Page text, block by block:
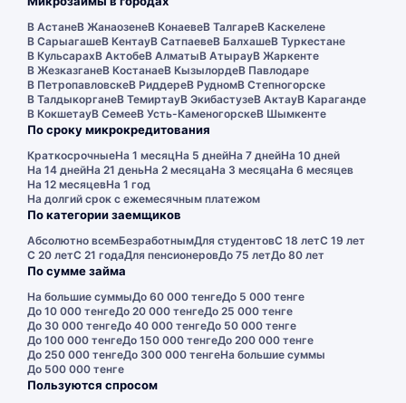
В АстанеВ ЖанаозенеВ КонаевеВ ТалгареВ Каскелене
В СарыагашеВ КентауВ СатпаевеВ БалхашеВ Туркестане
В КульсарахВ АктобеВ АлматыВ АтырауВ Жаркенте
В ЖезказганеВ КостанаеВ КызылордеВ Павлодаре
В ПетропавловскеВ РиддереВ РудномВ Степногорске
В ТалдыкорганеВ ТемиртауВ ЭкибастузеВ АктауВ Караганде
В КокшетауВ СемееВ Усть-КаменогорскеВ Шымкенте
По сроку микрокредитования
КраткосрочныеНа 1 месяцНа 5 днейНа 7 днейНа 10 дней
На 14 днейНа 21 деньНа 2 месяцаНа 3 месяцаНа 6 месяцев
На 12 месяцевНа 1 год
На долгий срок с ежемесячным платежом
По категории заемщиков
Абсолютно всемБезработнымДля студентовС 18 летС 19 лет
С 20 летС 21 годаДля пенсионеровДо 75 летДо 80 лет
По сумме займа
На большие суммыДо 60 000 тенгеДо 5 000 тенге
До 10 000 тенгеДо 20 000 тенгеДо 25 000 тенге
До 30 000 тенгеДо 40 000 тенгеДо 50 000 тенге
До 100 000 тенгеДо 150 000 тенгеДо 200 000 тенге
До 250 000 тенгеДо 300 000 тенгеНа большие суммы
До 500 000 тенге
Пользуются спросом